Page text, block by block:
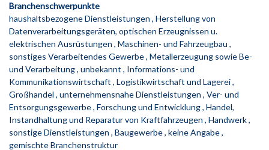
Branchenschwerpunkte
haushaltsbezogene Dienstleistungen Herstellung von
Datenverarbeitungsgeräten, optischen Erzeugnissen u.
elektrischen Ausrüstungen Maschinen- und Fahrzeugbau
sonstiges Verarbeitendes Gewerbe Metallerzeugung sowie Be-
und Verarbeitung unbekannt
Informations- und
Kommunikationswirtschaft Logistikwirtschaft und Lagerei
Großhandel unternehmensnahe Dienstleistungen Ver- und
Entsorgungsgewerbe Forschung und Entwicklung Handel,
Instandhaltung und Reparatur von Kraftfahrzeugen Handwerk
sonstige Dienstleistungen Baugewerbe keine Angabe
gemischte Branchenstruktur